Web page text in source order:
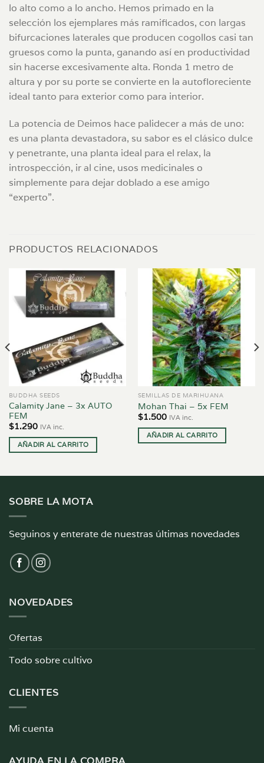
lo alto como a lo ancho. Hemos primado en la
selección los ejemplares más ramificados, con largas
bifurcaciones laterales que producen cogollos casi tan
gruesos como la punta, ganando así en productividad
sin hacerse excesivamente alta. Ronda 1 metro de
altura y por su porte se convierte en la autofloreciente
ideal tanto para exterior como para interior.
La potencia de Deimos hace palidecer a más de uno:
es una planta devastadora, su sabor es el clásico dulce
y penetrante, una planta ideal para el relax, la
introspección, ir al cine, usos medicinales o
simplemente para dejar doblado a ese amigo
“experto”.
PRODUCTOS RELACIONADOS
BUDDHA SEEDS
Calamity Jane – 3x AUTO
FEM
$1.290 IVA inc.
AÑADIR AL CARRITO
SEMILLAS DE MARIHUANA
Mohan Thai – 5x FEM
$1.500 IVA inc.
AÑADIR AL CARRITO
SOBRE LA MOTA
Seguinos y enterate de nuestras últimas novedades
NOVEDADES
Ofertas
Todo sobre cultivo
CLIENTES
Mi cuenta